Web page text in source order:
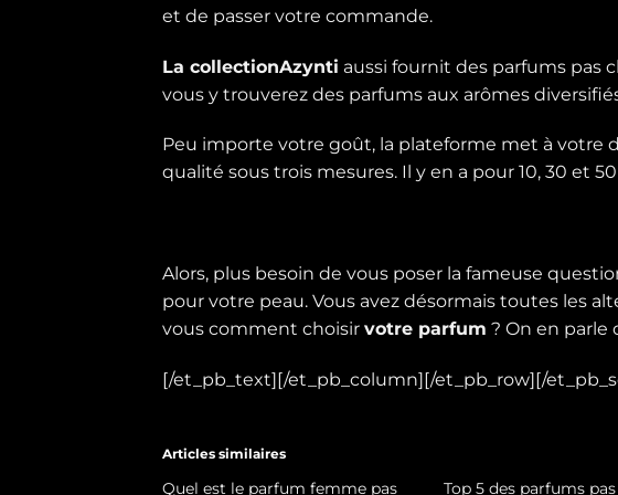
et de passer votre commande.
La collectionAzynti aussi fournit des parfums pas
vous y trouverez des parfums aux arômes
Peu importe votre goût, la plateforme met à votre
qualité sous trois mesures. Il y en a pour 10, 30 et
Alors, plus besoin de vous poser la fameuse
pour votre peau. Vous avez désormais toutes les
vous comment choisir votre parfum ? On en parle
[/et_pb_text][/et_pb_column][/et_pb_row][/
Articles similaires
Quel est le parfum femme pas Top 5 des parfums